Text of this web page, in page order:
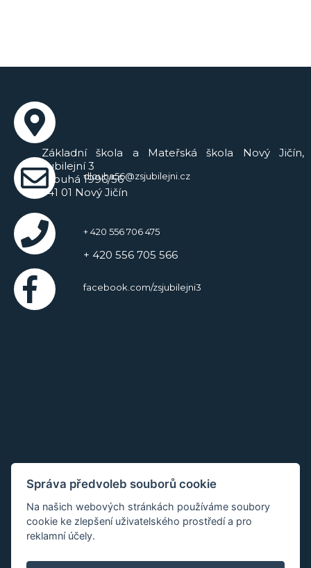
Základní škola a Mateřská škola Nový Jičín,
Jubilejní 3
Dlouhá 1996/56
741 01 Nový Jičín
dlouha56@zsjubilejni.cz
+ 420 556 706 475
+ 420 556 705 566
facebook.com/zsjubilejni3
Správa předvoleb souborů cookie
Na našich webových stránkách používáme soubory
cookie ke zlepšení uživatelského prostředí a pro
reklamní účely.